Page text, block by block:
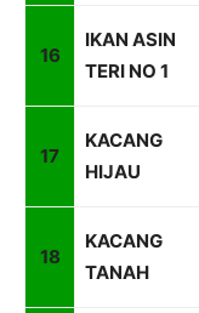
16
IKAN ASIN
TERI NO 1
17
KACANG
HIJAU
18
KACANG
TANAH